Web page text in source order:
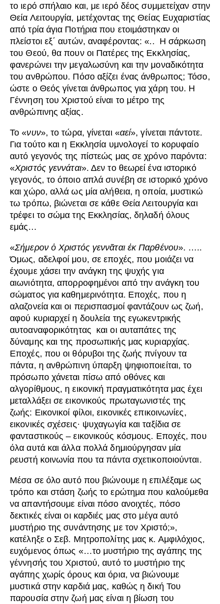
το ιερό σπήλαιο και, με ιερό δέος συμμετείχαν στην
Θεία Λειτουργία, μετέχοντας της Θείας Ευχαριστίας
από τρία άγια Ποτήρια που ετοιμάστηκαν οι
πλείστοι εξ΄ αυτών, αναφέροντας: «.. Η σάρκωση
του Θεού, θα πουν οι Πατέρες της Εκκλησίας,
φανερώνει την μεγαλωσύνη και την μοναδικότητα
του ανθρώπου. Πόσο αξίζει ένας άνθρωπος; Τόσο,
ώστε ο Θεός γίνεται άνθρωπος για χάρη του. Η
Γέννηση του Χριστού είναι το μέτρο της
ανθρώπινης αξίας.
Το «νυν», το τώρα, γίνεται «αεί», γίνεται πάντοτε.
Για τούτο και η Εκκλησία υμνολογεί το κορυφαίο
αυτό γεγονός της πίστεώς μας σε χρόνο παρόντα:
«Χριστός γεννάται». Δεν το θεωρεί ένα ιστορικό
γεγονός, το όποιο απλά συνέβη σε ιστορικό χρόνο
και χώρο, αλλά ως μία αλήθεια, η οποία, μυστικώ
τω τρόπω, βιώνεται σε κάθε Θεία Λειτουργία και
τρέφει το σώμα της Εκκλησίας, δηλαδή όλους
εμάς…
«Σήμερον ὁ Χριστός γεννᾶται ἐκ Παρθένου». …..
Όμως, αδελφοί μου, σε εποχές, που μοιάζει να
έχουμε χάσει την ανάγκη της ψυχής για
αιωνιότητα, απορροφημένοι από την ανάγκη του
σώματος για καθημερινότητα. Εποχές, που η
αλαζονεία και οι περισπασμοί φαντάζουν ως ζωή,
αφού κυριαρχεί η δουλεία της εγωκεντρικής
αυτοαναφορικότητας και οι αυταπάτες της
δύναμης και της προσωπικής μας κυριαρχίας.
Εποχές, που οι θόρυβοι της ζωής πνίγουν τα
πάντα, η ανθρώπινη ύπαρξη ψηφιοποιείται, το
πρόσωπο χάνεται πίσω από οθόνες και
αλγορίθμους, η εικονική πραγματικότητα μας έχει
μεταλλάξει σε εικονικούς πρωταγωνιστές της
ζωής: Εικονικοί φίλοι, εικονικές επικοινωνίες,
εικονικές σχέσεις· ψυχαγωγία και ταξίδια σε
φανταστικούς – εικονικούς κόσμους. Εποχές, που
όλα αυτά και άλλα πολλά δημιούργησαν μία
ρευστή κοινωνία που τα πάντα σχετικοποιούνται.
Μέσα σε όλο αυτό που βιώνουμε η επιλέξαμε ως
τρόπο και στάση ζωής το ερώτημα που καλούμεθα
να απαντήσουμε είναι πόσο ανοιχτές, πόσο
δεκτικές είναι οι καρδιές μας στο μέγα αυτό
μυστήριο της συνάντησης με τον Χριστό;»,
κατέληξε ο Σεβ. Μητροπολίτης μας κ. Αμφιλόχιος,
ευχόμενος όπως «…το μυστήριο της αγάπης της
γέννησής του Χριστού, αυτό το μυστήριο της
αγάπης χωρίς όρους και όρια, να βιώνουμε
μυστικά στην καρδιά μας, καθώς η δική Του
παρουσία στην ζωή μας είναι η βίωση του